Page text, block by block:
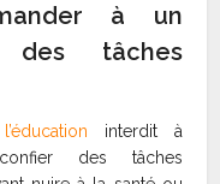
à un
des tâches
interdit à
des tâches